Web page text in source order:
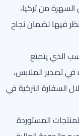
من تركيا،
فيها لضمان نجاح
الذي يتمتع
تصدير الملابس،
السفارة التركية في
المستوردة